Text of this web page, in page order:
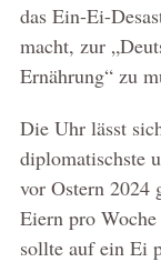
das Ein-Ei-
macht, zur
Ernährung“ zu
Die Uhr lässt
diplomatischste
vor Ostern 2024
Eiern pro
sollte auf ein Ei